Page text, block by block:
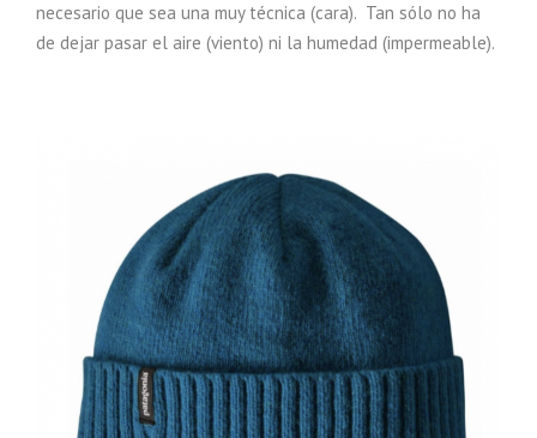
necesario que sea una muy técnica (cara). Tan sólo no ha
de dejar pasar el aire (viento) ni la humedad (impermeable).